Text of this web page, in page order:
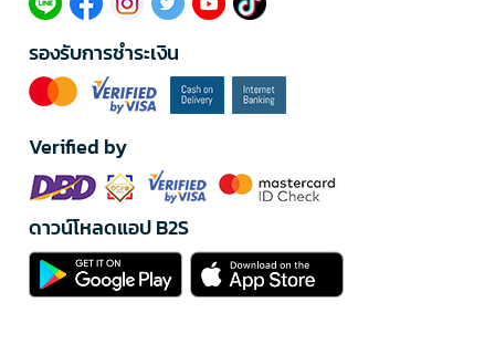
รองรับการชำระเงิน
Verified by
ดาวน์โหลดแอป B2S